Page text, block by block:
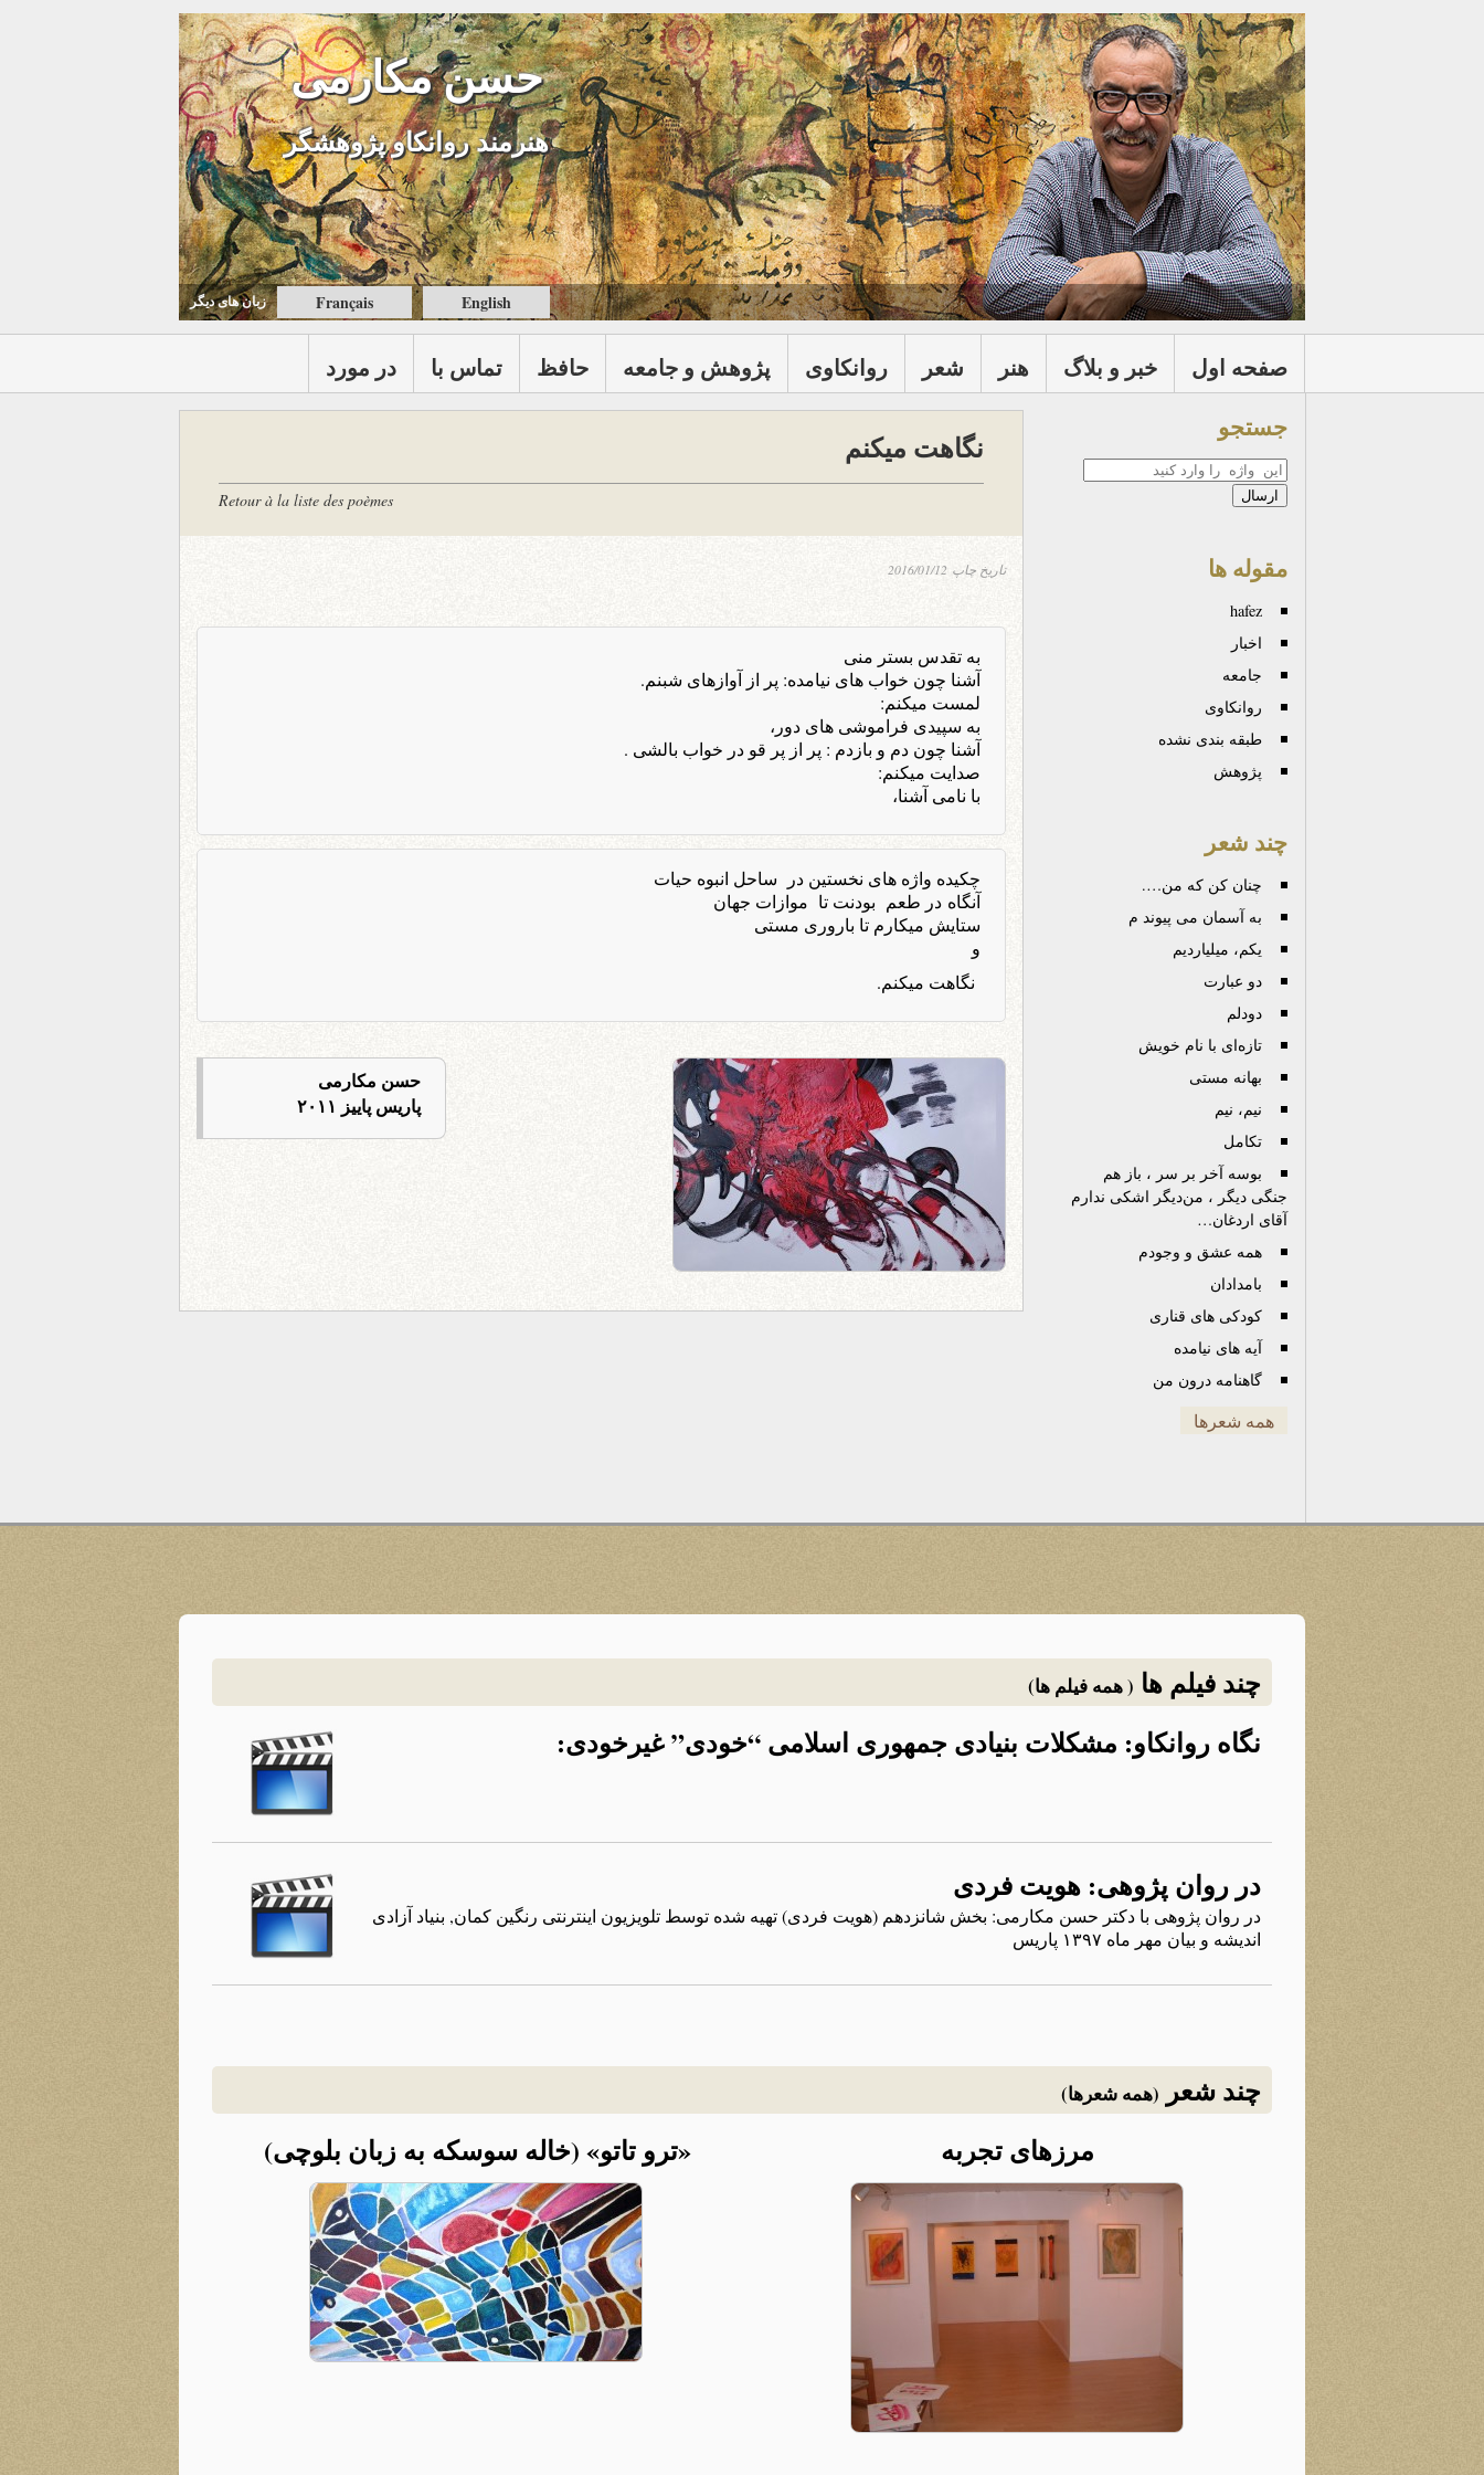
حسن مکارمی
هنرمند روانکاو پژوهشگر
زبان های ديگر Français English
در مورد تماس با حافظ پژوهش و جامعه روانكاوی شعر هنر خبر و بلاگ صفحه اول
نگاهت میکنم
Retour à la liste des poèmes
تاریخ چاپ 2016/01/12
به تقدس بستر منی
آشنا چون خواب های نیامده: پر از آوازهای شبنم.
لمست میکنم:
به سپیدی فراموشی های دور،
آشنا چون دم و بازدم : پر از پر قو در خواب بالشی .
صدایت میکنم:
با نامی آشنا،
چکیده واژه های نخستین در ساحل انبوه حیات
آنگاه در طعم بودنت تا موازات جهان
ستایش میکارم تا باروری مستی
و
نگاهت میکنم.
حسن مکارمی
پاریس پاییز ۲۰۱۱
جستجو
جستجو
مقوله ها
hafez
اخبار
جامعه
روانكاوی
طبقه بندی نشده
پژوهش
چند شعر
چنان کن که من….
به آسمان می پیوند م
یکم، میلیاردیم
دو عبارت
دودلم
تازه‌ای با نام خویش
بهانه مستی
نیم، نیم
تکامل
بوسه آخر بر سر ، باز هم
جنگی دیگر ، من‌دیگر اشکی ندارم
آقای اردغان…
همه عشق و وجودم
بامدادان
کودکی‌ ها‌ی قناری
آیه های نیامده
گاهنامه درون من
همه شعرها
چند فیلم ها ( همه فیلم ها)
نگاه روانکاو: مشکلات بنیادی جمهوری اسلامی “خودی” غیرخودی:
در روان پژوهی: هویت فردی
در روان پژوهی با دکتر حسن مکارمی: بخش شانزدهم (هویت فردی) تهیه شده توسط تلویزیون اینترنتی رنگین کمان, بنیاد آزادی
اندیشه و بیان مهر ماه ۱۳۹۷ پاریس
چند شعر (همه شعرها)
«ترو تاتو» (خاله سوسکه به زبان بلوچی) مرزهای تجربه